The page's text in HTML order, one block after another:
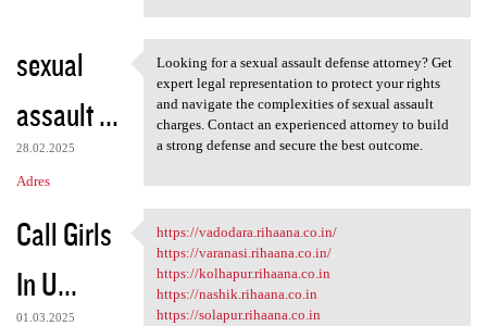
sexual
assault ...
28.02.2025
Adres
Looking for a sexual assault
Looking for a sexual assault defense attorney? Get
expert legal representation to protect your rights
and navigate the complexities of sexual assault
charges. Contact an experienced attorney to build
a strong defense and secure the best outcome.
Call Girls
In U...
01.03.2025
https://vadodara.rihaana.co
https://vadodara.rihaana.co.in/
https://varanasi.rihaana.co.in/
https://kolhapur.rihaana.co.in
https://nashik.rihaana.co.in
https://solapur.rihaana.co.in